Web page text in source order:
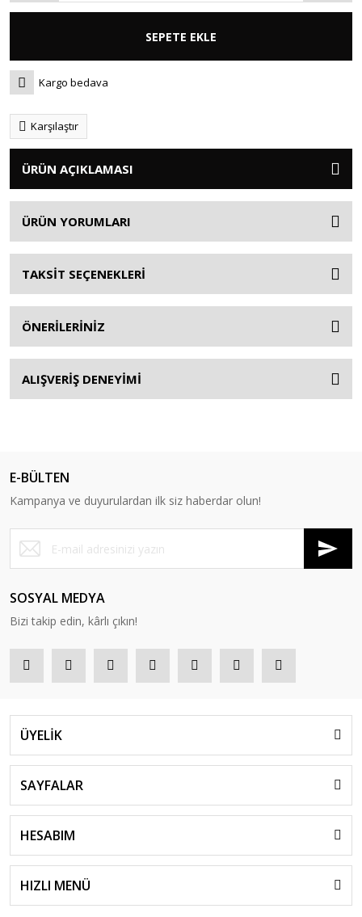
SEPETE EKLE
Kargo bedava
Karşılaştır
ÜRÜN AÇIKLAMASI
ÜRÜN YORUMLARI
TAKSİT SEÇENEKLERİ
ÖNERİLERİNİZ
ALIŞVERİŞ DENEYİMİ
E-BÜLTEN
Kampanya ve duyurulardan ilk siz haberdar olun!
SOSYAL MEDYA
Bizi takip edin, kârlı çıkın!
ÜYELİK
SAYFALAR
HESABIM
HIZLI MENÜ